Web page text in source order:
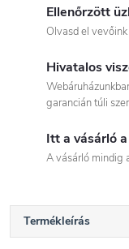
Ellenőrzött
Olvasd el
Hivatalos
garancián túli
Itt a vásárló
A vásárló mindig
Termékleírás